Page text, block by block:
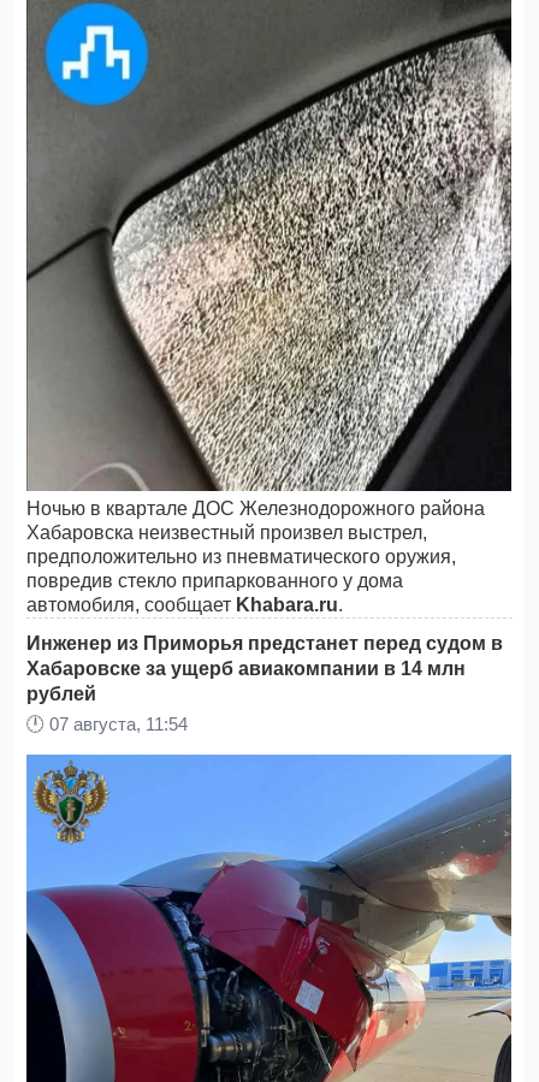
Ночью в квартале ДОС Железнодорожного района
Хабаровска неизвестный произвел выстрел,
предположительно из пневматического оружия,
повредив стекло припаркованного у дома
автомобиля, сообщает Khabara.ru.
Инженер из Приморья предстанет перед судом в
Хабаровске за ущерб авиакомпании в 14 млн
рублей
🕛07 августа, 11:54